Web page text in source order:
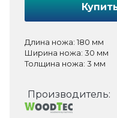
Длина ножа: 180 мм
Ширина ножа: 30 мм
Толщина ножа: 3 мм
Производитель: